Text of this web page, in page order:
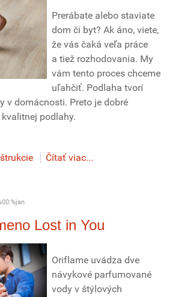
Prerábate alebo staviate
dom či byt? Ak áno, viete,
že vás čaká veľa práce
a tiež rozhodovania. My
vám tento proces chceme
uľahčiť. Podlaha tvorí
v domácnosti. Preto je dobré
podlahy.
Čítať viac...
Lost in You
Oriflame uvádza dve
návykové parfumované
vody v štýlových